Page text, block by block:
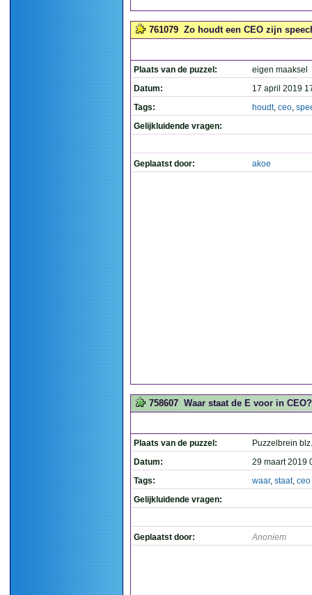
761079 Zo houdt een CEO zijn
Plaats van de puzzel:
eigen maaksel
Datum:
17 april 2019
Tags:
houdt, ceo,
Gelijkluidende vragen:
Geplaatst door: akoe
758607 Waar staat de E voor in CEO?
Plaats van de puzzel:
Puzzelbrein
Datum:
29 maart 2019
Tags:
waar, staat, ceo
Gelijkluidende vragen:
Geplaatst door: Anoniem